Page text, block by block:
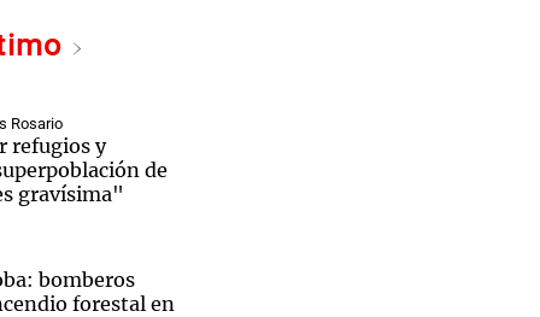
Rosario
refugios y
de
gravísima"
bomberos
forestal en